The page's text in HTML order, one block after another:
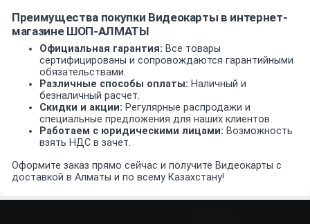
Преимущества покупки Видеокарты в интернет-
магазине ШОП-АЛМАТЫ
Официальная гарантия: Все товары
сертифицированы и сопровождаются гарантийными
обязательствами.
Различные способы оплаты: Наличный и
безналичный расчет.
Скидки и акции: Регулярные распродажи и
специальные предложения для наших клиентов.
Работаем с юридическими лицами: Возможность
взять НДС в зачет.
Оформите заказ прямо сейчас и получите Видеокарты с
доставкой в Алматы и по всему Казахстану!